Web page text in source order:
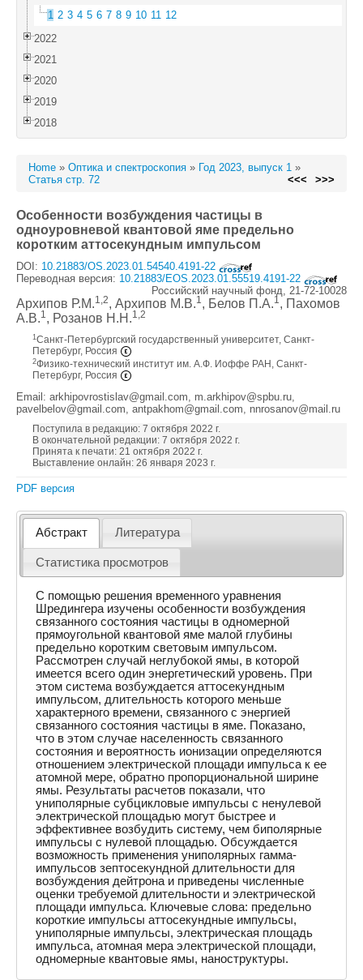
1 2 3 4 5 6 7 8 9 10 11 12
2022
2021
2020
2019
2018
Home » Оптика и спектроскопия » Год 2023, выпуск 1 »
Статья стр. 72
<<< >>>
Особенности возбуждения частицы в
одноуровневой квантовой яме предельно
коротким аттосекундным импульсом
DOI: 10.21883/OS.2023.01.54540.4191-22
Переводная версия: 10.21883/EOS.2023.01.55519.4191-22
Российский научный фонд, 21-72-10028
Архипов Р.М.1,2, Архипов М.В.1, Белов П.А.1, Пахомов
А.В.1, Розанов Н.Н.1,2
1 Санкт-Петербургский государственный университет, Санкт-
Петербург, Россия
2Физико-технический институт им. А.Ф. Иоффе РАН, Санкт-
Петербург, Россия
Email: arkhipovrostislav@gmail.com, m.arkhipov@spbu.ru,
pavelbelov@gmail.com, antpakhom@gmail.com, nnrosanov@mail.ru
Поступила в редакцию: 7 октября 2022 г.
В окончательной редакции: 7 октября 2022 г.
Принята к печати: 21 октября 2022 г.
Выставление онлайн: 26 января 2023 г.
PDF версия
Абстракт Литература
Статистика просмотров
С помощью решения временного уравнения
Шредингера изучены особенности возбуждения
связанного состояния частицы в одномерной
прямоугольной квантовой яме малой глубины
предельно коротким световым импульсом.
Рассмотрен случай неглубокой ямы, в которой
имеется всего один энергетический уровень. При
этом система возбуждается аттосекундным
импульсом, длительность которого меньше
характерного времени, связанного с энергией
связанного состояния частицы в яме. Показано,
что в этом случае населенность связанного
состояния и вероятность ионизации определяются
отношением электрической площади импульса к ее
атомной мере, обратно пропорциональной ширине
ямы. Результаты расчетов показали, что
униполярные субцикловые импульсы с ненулевой
электрической площадью могут быстрее и
эффективнее возбудить систему, чем биполярные
импульсы с нулевой площадью. Обсуждается
возможность применения униполярных гамма-
импульсов зептосекундной длительности для
возбуждения дейтрона и приведены численные
оценки требуемой длительности и электрической
площади импульса. Ключевые слова: предельно
короткие импульсы аттосекундные импульсы,
униполярные импульсы, электрическая площадь
импульса, атомная мера электрической площади,
одномерные квантовые ямы, наноструктуры.